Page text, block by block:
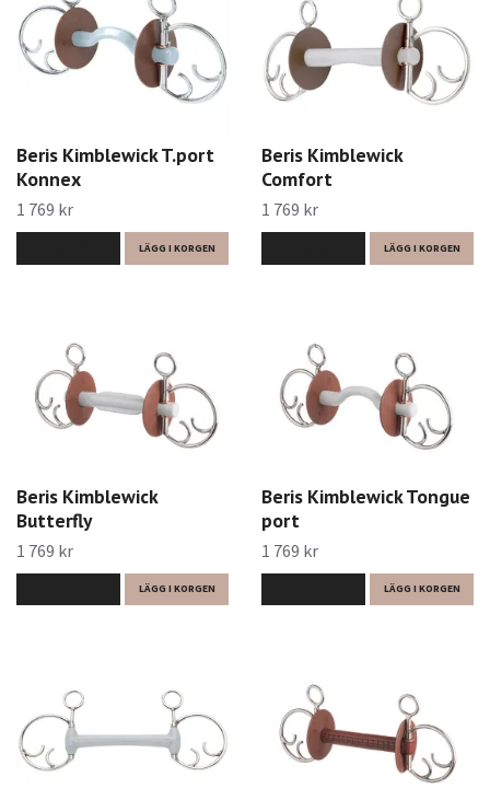
Beris Kimblewick T.port
Konnex
1 769 kr
LÄGG I KORGEN
Beris Kimblewick
Comfort
1 769 kr
LÄGG I KORGEN
Beris Kimblewick
Butterfly
1 769 kr
LÄGG I KORGEN
Beris Kimblewick Tongue
port
1 769 kr
LÄGG I KORGEN